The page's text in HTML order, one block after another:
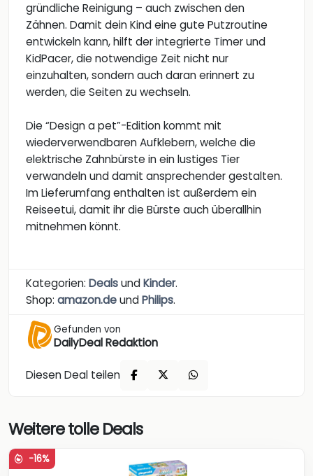
gründliche Reinigung – auch zwischen den
Zähnen. Damit dein Kind eine gute Putzroutine
entwickeln kann, hilft der integrierte Timer und
KidPacer, die notwendige Zeit nicht nur
einzuhalten, sondern auch daran erinnert zu
werden, die Seiten zu wechseln.
Die “Design a pet”-Edition kommt mit
wiederverwendbaren Aufklebern, welche die
elektrische Zahnbürste in ein lustiges Tier
verwandeln und damit ansprechender gestalten.
Im Lieferumfang enthalten ist außerdem ein
Reiseetui, damit ihr die Bürste auch überallhin
mitnehmen könnt.
Kategorien: DealsundKinder.
Shop: amazon.deundPhilips.
Gefunden von
DailyDeal Redaktion
Diesen Deal teilen
Weitere tolle Deals
-16%